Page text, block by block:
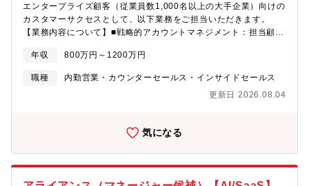
られ、「安心・安全な製品・サービスで現場を支え、お客様の成
功とサステナブルな未来を築く」をミッションに、モバイルワー
カー向けのモバイルパソコン（レッツノート）、フィールドワー
といったハードウェアソリューションをお客様に提供していま
す。【CS部とは】CS部は「顧客との生涯関係構築」を担い、修
として、グローバルで一貫したサービス価値の提供を通じてお客
ップ型からジョブ型雇用に移行し、ご自身のキャリアをより主体
的に選択できるようになりました。パナソニックグループALLに
チャレンジできる社内公募制度、社員が自律的に学習可能な
「Udemy Business」の導入、MBA派遣プログラム、語学力向上
プログラムなど、社員一人一人の成長を後押しする制度を充実さ
エンタープライズ顧客（従業員数1,000名以上の大手企業）向けの
カスタマーサクセスとして、以下業務をご担当いただきます。
【業務内容について】■戦略的アカウントマネジメント：担当顧客
テンション強化：ヘルススコア管理、リスク検知、先回りした課
題解決■エキスパンション推進：利用部門拡大、追加プロダクト提
案、契約更新時のアップセル■プロジェクトマネジメント：導入後
の活用促進プロジェクト、新機能展開、業務改善施策の推進■ステ
エンジニアリング・デリバリチームとの協働■エグゼクティブリレ
成果報告■データドリブンな改善活動：利用状況分析、ROI可視
年収 800万円～1200万円
職種
内勤営業・カウンターセールス・インサイドセールス
更新日 2026.08.04
気になる